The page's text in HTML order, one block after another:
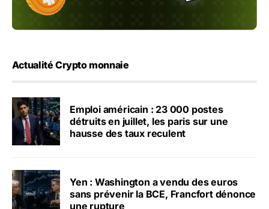
Actualité Crypto monnaie
Emploi américain : 23 000 postes
détruits en juillet, les paris sur une
hausse des taux reculent
Yen : Washington a vendu des euros
sans prévenir la BCE, Francfort dénonce
une rupture